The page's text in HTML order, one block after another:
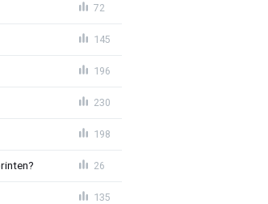
72
145
196
230
198
26
135